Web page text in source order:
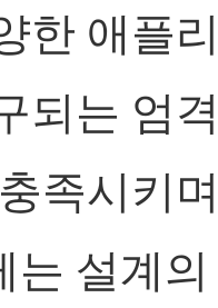
한 애플
되는 엄
족시키
는 설계